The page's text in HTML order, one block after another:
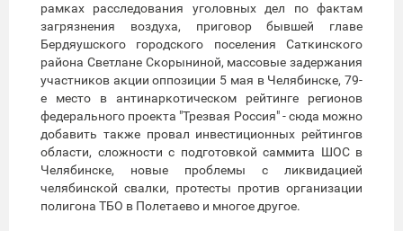
рамках расследования уголовных дел по фактам
загрязнения воздуха, приговор бывшей главе
Бердяушского городского поселения Саткинского
района Светлане Скорыниной, массовые задержания
участников акции оппозиции 5 мая в Челябинске, 79-
е место в антинаркотическом рейтинге регионов
федерального проекта "Трезвая Россия" - сюда можно
добавить также провал инвестиционных рейтингов
области, сложности с подготовкой саммита ШОС в
Челябинске, новые проблемы с ликвидацией
челябинской свалки, протесты против организации
полигона ТБО в Полетаево и многое другое.